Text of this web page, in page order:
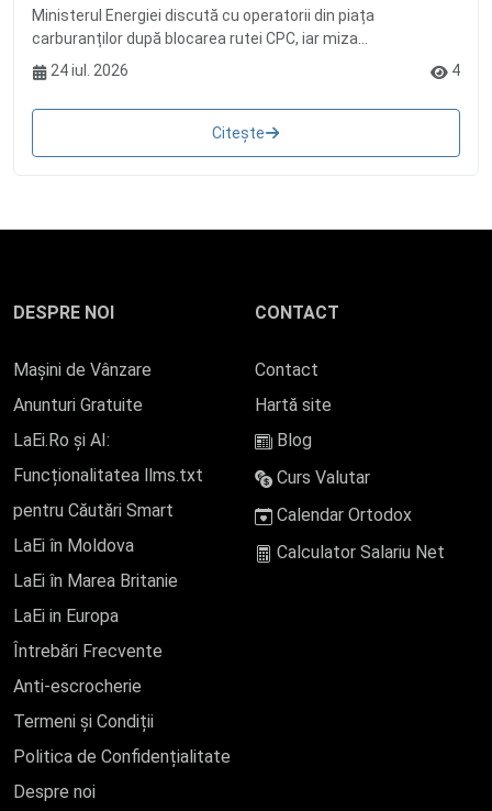
Ministerul Energiei discută cu operatorii din piața
carburanților după blocarea rutei CPC, iar miza...
24 iul. 2026
4
Citește
DESPRE NOI
Mașini de Vânzare
Anunturi Gratuite
LaEi.Ro și AI:
Funcționalitatea llms.txt
pentru Căutări Smart
LaEi în Moldova
LaEi în Marea Britanie
LaEi in Europa
Întrebări Frecvente
Anti-escrocherie
Termeni și Condiții
Politica de Confidențialitate
Despre noi
CONTACT
Contact
Hartă site
Blog
Curs Valutar
Calendar Ortodox
Calculator Salariu Net